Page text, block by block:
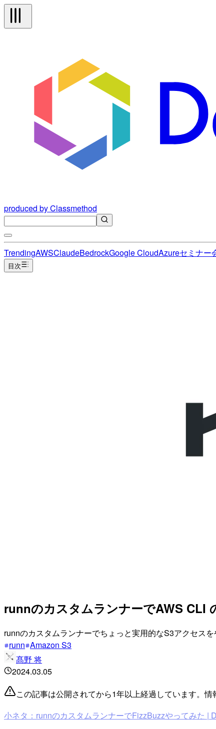
produced by Classmethod
TrendingAWSClaudeBedrockGoogle CloudAzureセミナー
目次
runnのカスタムランナーでAWS CLI
runnのカスタムランナーでちょっと実用的なS3アクセスを
runn Amazon S3
髙野 将
2024.03.05
この記事は公開されてから1年以上経過しています。
小ネタ：runnのカスタムランナーでFizzBuzzやってみた |